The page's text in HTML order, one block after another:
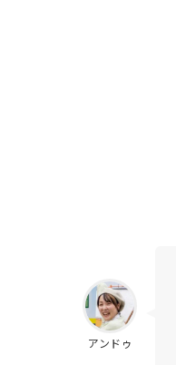
アンドゥ